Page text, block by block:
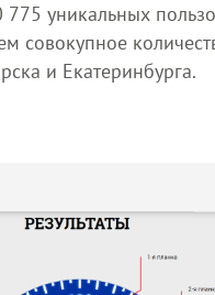
775 уникальных
совокупное
и Екатеринбурга.